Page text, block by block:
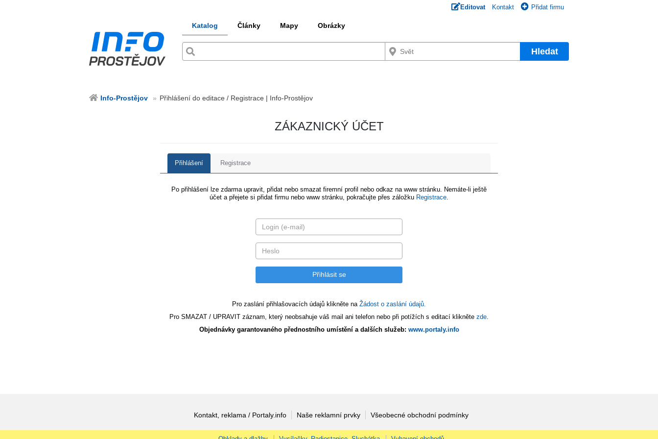
Editovat Kontakt Přidat firmu
Katalog Články Mapy Obrázky
Hledat
Info-Prostějov Přihlášení do editace / Registrace | Info-Prostějov
ZÁKAZNICKÝ ÚČET
Přihlášení Registrace
Po přihlášení lze zdarma upravit, přidat nebo smazat firemní profil nebo odkaz na www stránku. Nemáte-li ještě
účet a přejete si přidat firmu nebo www stránku, pokračujte přes záložku Registrace
Pro zaslání přihlašovacích údajů klikněte na Žádost o zaslání údajů.
Pro SMAZAT / UPRAVIT záznam, který neobsahuje váš mail ani telefon nebo při potížích s editací klikněte zde
Objednávky garantovaného přednostního umístění a dalších služeb: www.portaly.info
Kontakt, reklama / Portaly.info Naše reklamní prvky Všeobecné obchodní podmínky